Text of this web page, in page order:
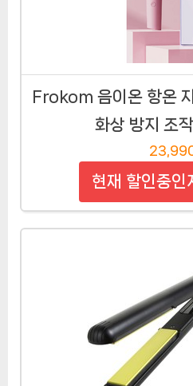
Frokom 음이온 항온
화상 방지 조
현재 할인중인